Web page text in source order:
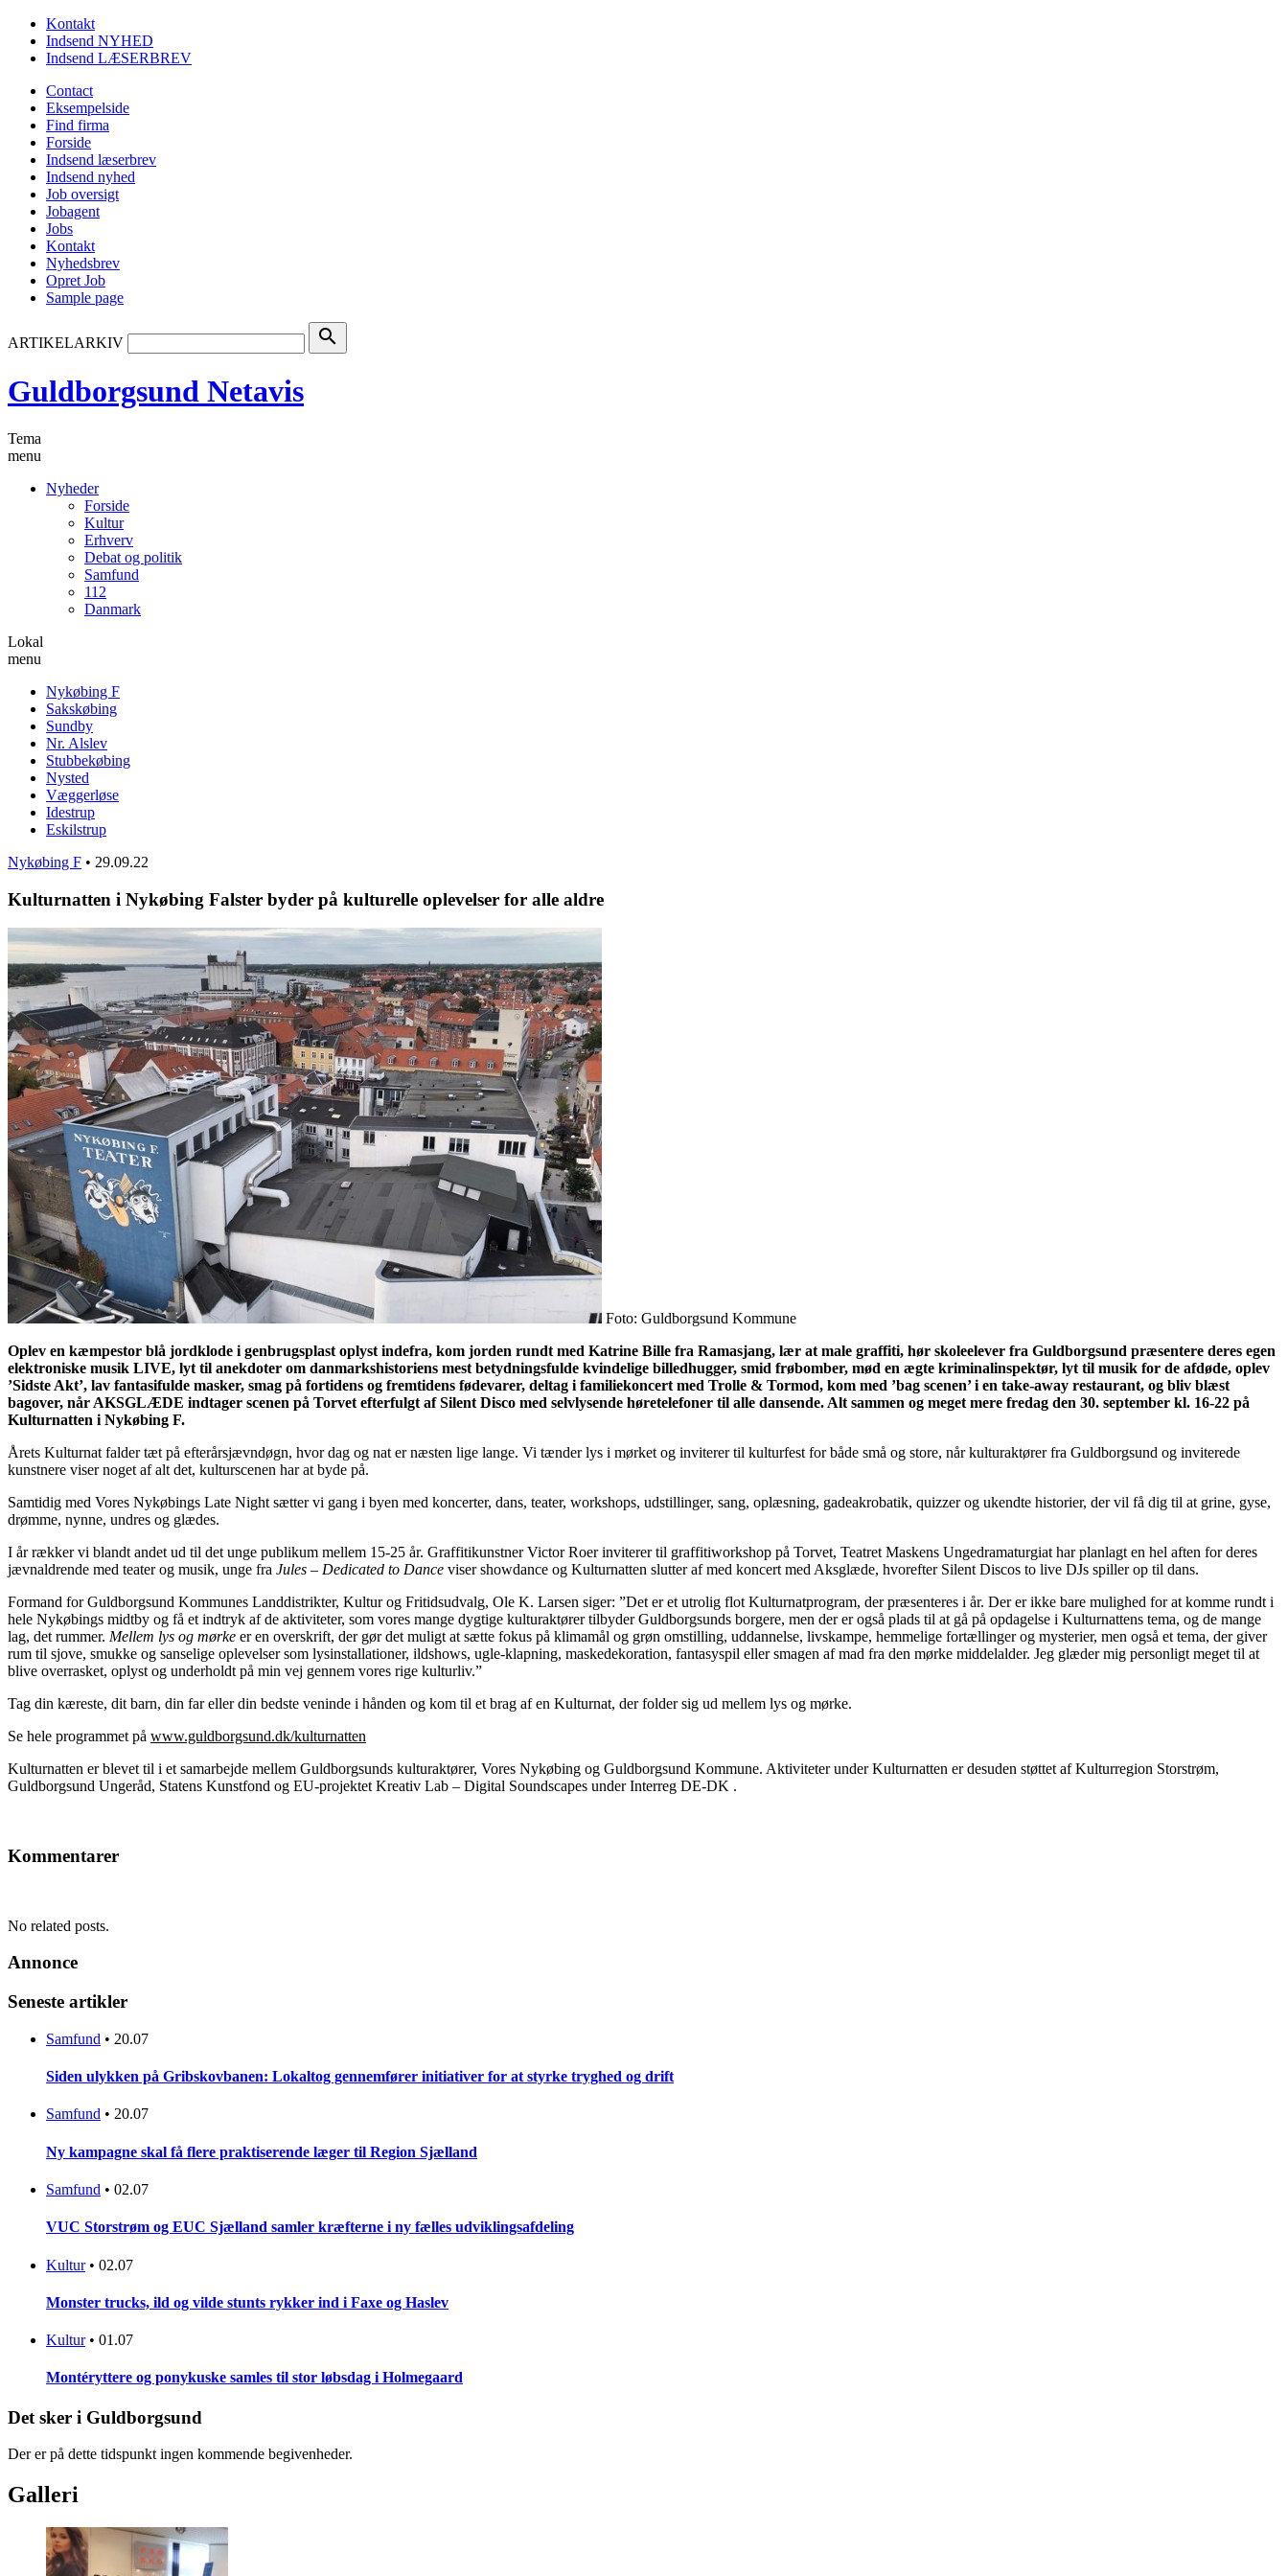
Kontakt
Indsend NYHED
Indsend LÆSERBREV
Contact
Eksempelside
Find firma
Forside
Indsend læserbrev
Indsend nyhed
Job oversigt
Jobagent
Jobs
Kontakt
Nyhedsbrev
Opret Job
Sample page
ARTIKELARKIV search
Guldborgsund Netavis
Tema
menu
Nyheder
Forside
Kultur
Erhverv
Debat og politik
Samfund
112
Danmark
Lokal
menu
Nykøbing F
Sakskøbing
Sundby
Nr. Alslev
Stubbekøbing
Nysted
Væggerløse
Idestrup
Eskilstrup
Nykøbing F • 29.09.22
Kulturnatten i Nykøbing Falster byder på kulturelle oplevelser for alle aldre
Foto: Guldborgsund Kommune
Oplev en kæmpestor blå jordklode i genbrugsplast oplyst indefra, kom jorden rundt med Katrine Bille fra Ramasjang, lær at male graffiti, hør skoleelever fra Guldborgsund præsentere deres egen
elektroniske musik LIVE, lyt til anekdoter om danmarkshistoriens mest betydningsfulde kvindelige billedhugger, smid frøbomber, mød en ægte kriminalinspektør, lyt til musik for de afdøde, oplev
’Sidste Akt’, lav fantasifulde masker, smag på fortidens og fremtidens fødevarer, deltag i familiekoncert med Trolle & Tormod, kom med ’bag scenen’ i en take-away restaurant, og bliv blæst
bagover, når AKSGLÆDE indtager scenen på Torvet efterfulgt af Silent Disco med selvlysende høretelefoner til alle dansende. Alt sammen og meget mere fredag den 30. september kl. 16-22 på
Kulturnatten i Nykøbing F.
Årets Kulturnat falder tæt på efterårsjævndøgn, hvor dag og nat er næsten lige lange. Vi tænder lys i mørket og inviterer til kulturfest for både små og store, når kulturaktører fra Guldborgsund og inviterede
kunstnere viser noget af alt det, kulturscenen har at byde på.
Samtidig med Vores Nykøbings Late Night sætter vi gang i byen med koncerter, dans, teater, workshops, udstillinger, sang, oplæsning, gadeakrobatik, quizzer og ukendte historier, der vil få dig til at grine, gyse,
drømme, nynne, undres og glædes.
I år rækker vi blandt andet ud til det unge publikum mellem 15-25 år. Graffitikunstner Victor Roer inviterer til graffitiworkshop på Torvet, Teatret Maskens Ungedramaturgiat har planlagt en hel aften for deres
jævnaldrende med teater og musik, unge fra Jules – Dedicated to Dance viser showdance og Kulturnatten slutter af med koncert med Aksglæde, hvorefter Silent Discos to live DJs spiller op til dans.
Formand for Guldborgsund Kommunes Landdistrikter, Kultur og Fritidsudvalg, Ole K. Larsen siger: ”Det er et utrolig flot Kulturnatprogram, der præsenteres i år. Der er ikke bare mulighed for at komme rundt i
hele Nykøbings midtby og få et indtryk af de aktiviteter, som vores mange dygtige kulturaktører tilbyder Guldborgsunds borgere, men der er også plads til at gå på opdagelse i Kulturnattens tema, og de mange
lag, det rummer. Mellem lys og mørke er en overskrift, der gør det muligt at sætte fokus på klimamål og grøn omstilling, uddannelse, livskampe, hemmelige fortællinger og mysterier, men også et tema, der giver
rum til sjove, smukke og sanselige oplevelser som lysinstallationer, ildshows, ugle-klapning, maskedekoration, fantasyspil eller smagen af mad fra den mørke middelalder. Jeg glæder mig personligt meget til at
blive overrasket, oplyst og underholdt på min vej gennem vores rige kulturliv.”
Tag din kæreste, dit barn, din far eller din bedste veninde i hånden og kom til et brag af en Kulturnat, der folder sig ud mellem lys og mørke.
Se hele programmet på www.guldborgsund.dk/kulturnatten
Kulturnatten er blevet til i et samarbejde mellem Guldborgsunds kulturaktører, Vores Nykøbing og Guldborgsund Kommune. Aktiviteter under Kulturnatten er desuden støttet af Kulturregion Storstrøm,
Guldborgsund Ungeråd, Statens Kunstfond og EU-projektet Kreativ Lab – Digital Soundscapes under Interreg DE-DK .
Kommentarer
No related posts.
Annonce
Seneste artikler
Samfund • 20.07
Siden ulykken på Gribskovbanen: Lokaltog gennemfører initiativer for at styrke tryghed og drift
Samfund • 20.07
Ny kampagne skal få flere praktiserende læger til Region Sjælland
Samfund • 02.07
VUC Storstrøm og EUC Sjælland samler kræfterne i ny fælles udviklingsafdeling
Kultur • 02.07
Monster trucks, ild og vilde stunts rykker ind i Faxe og Haslev
Kultur • 01.07
Montéryttere og ponykuske samles til stor løbsdag i Holmegaard
Det sker i Guldborgsund
Der er på dette tidspunkt ingen kommende begivenheder.
Galleri